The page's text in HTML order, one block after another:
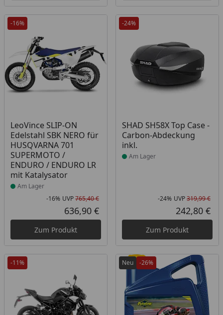
-16%
LeoVince SLIP-ON
Edelstahl SBK NERO für
HUSQVARNA 701
SUPERMOTO /
ENDURO / ENDURO LR
mit Katalysator
Produkt am Lager
Am Lager
Rabatt in Prozent
-16%
Ursprünglicher Preis
UVP765,40 €
Aktueller Preis
636,90 €
Zum Produkt
-24%
SHAD SH58X Top Case -
Carbon-Abdeckung
inkl.
Produkt am Lager
Am Lager
-24% UVP319,99 €
242,80 €
Zum Produkt
-11% Neu -26%